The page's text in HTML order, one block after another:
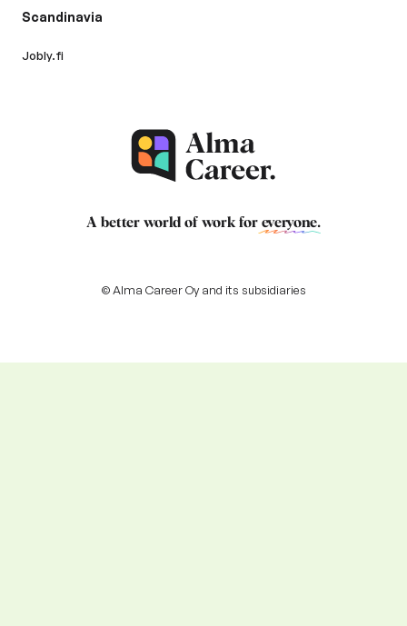
Scandinavia
Jobly.fi
A better world of work for everyone.
© Alma Career Oy and its subsidiaries